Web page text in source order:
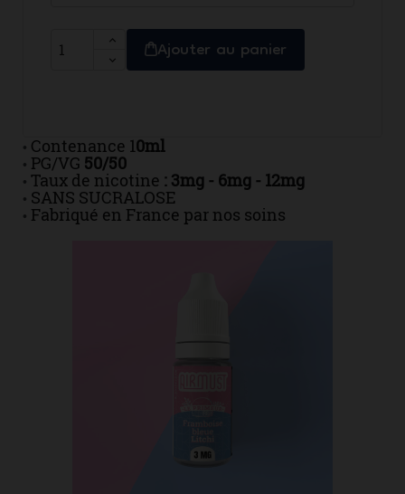
Ajouter au panier
• Contenance 10ml
• PG/VG 50/50
• Taux de nicotine : 3mg - 6mg - 12mg
• SANS SUCRALOSE
• Fabriqué en France par nos soins